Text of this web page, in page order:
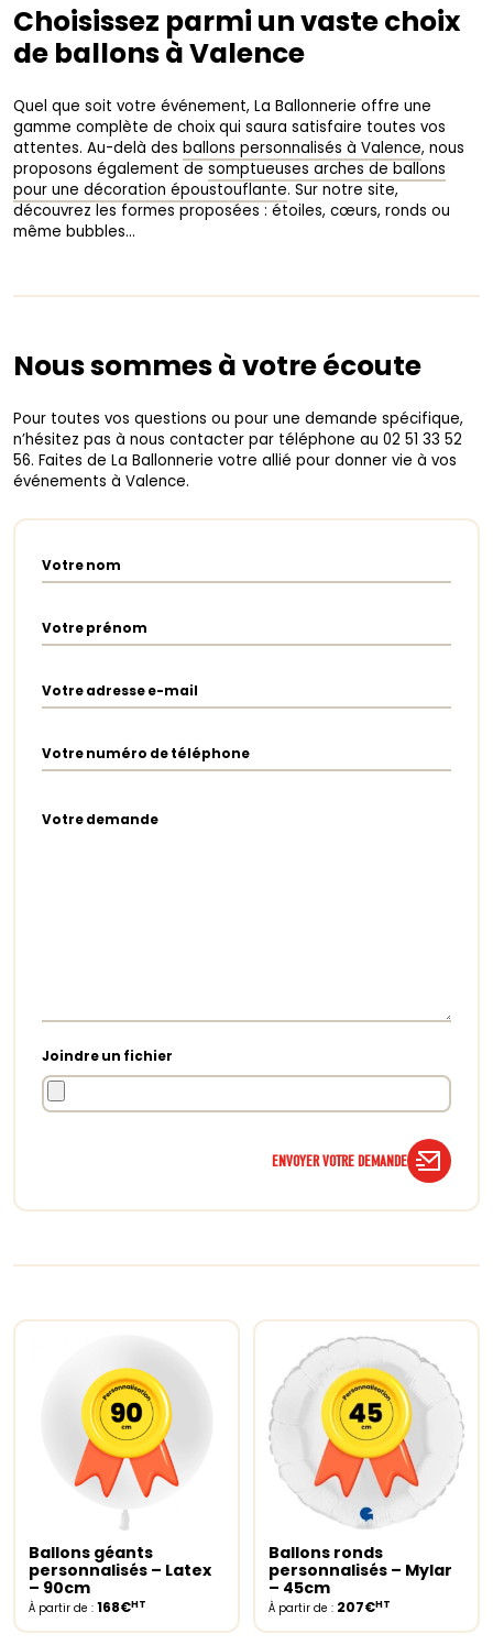
Choisissez parmi un vaste choix
de ballons à Valence
Quel que soit votre événement, La Ballonnerie offre une
gamme complète de choix qui saura satisfaire toutes vos
attentes. Au-delà des ballons personnalisés à Valence, nous
proposons également de somptueuses arches de ballons
pour une décoration époustouflante. Sur notre site,
découvrez les formes proposées : étoiles, cœurs, ronds ou
même bubbles…
Nous sommes à votre écoute
Pour toutes vos questions ou pour une demande spécifique,
n’hésitez pas à nous contacter par téléphone au 02 51 33 52
56. Faites de La Ballonnerie votre allié pour donner vie à vos
événements à Valence.
Votre nom
Votre prénom
Votre adresse e-mail
Votre numéro de téléphone
Votre demande
Joindre un fichier
ENVOYER VOTRE DEMANDE
Select options
Ballons géants
personnalisés – Latex
– 90cm
À partir de : 168€HT
Select options
Ballons ronds
personnalisés – Mylar
– 45cm
À partir de : 207€HT